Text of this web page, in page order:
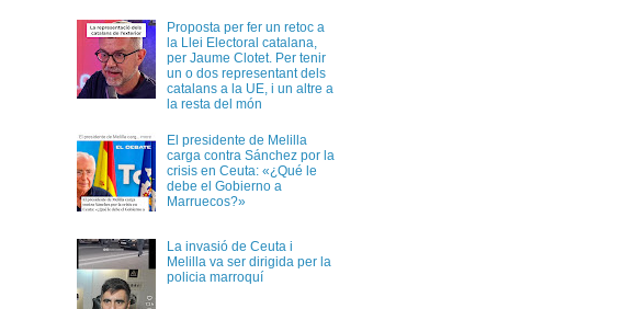
Proposta per fer un retoc a
la Llei Electoral catalana,
per Jaume Clotet. Per tenir
un o dos representant dels
catalans a la UE, i un altre a
la resta del món
El presidente de Melilla
carga contra Sánchez por la
crisis en Ceuta: «¿Qué le
debe el Gobierno a
Marruecos?»
La invasió de Ceuta i
Melilla va ser dirigida per la
policia marroquí